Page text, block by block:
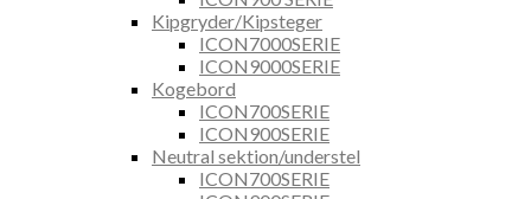
Kipgryder/Kipsteger
ICON7000SERIE
ICON9000SERIE
Kogebord
ICON700SERIE
ICON900SERIE
Neutral sektion/understel
ICON700SERIE